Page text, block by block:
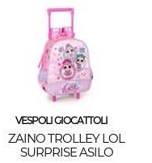
VESPOLI GIOCATTOLI
ZAINO TROLLEY LOL
SURPRISE ASILO